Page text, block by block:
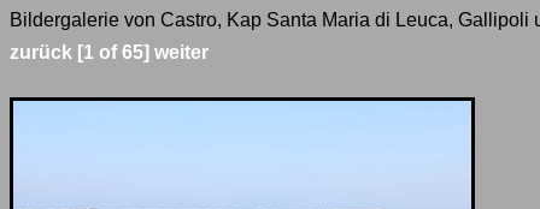
Bildergalerie von Castro, Kap Santa Maria di Leuca,
zurück [1 of 65] weiter